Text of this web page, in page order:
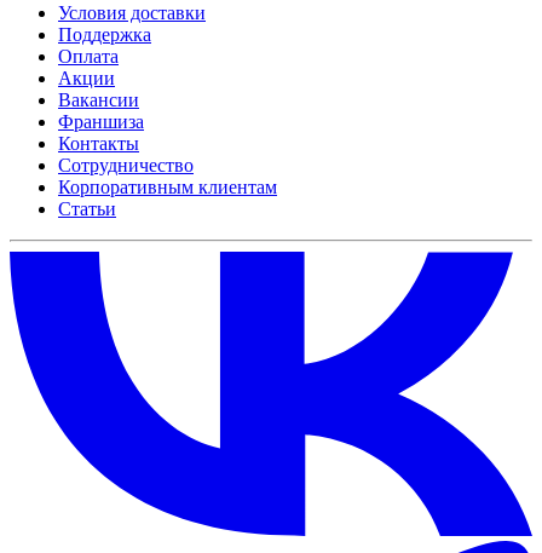
Условия доставки
Поддержка
Оплата
Акции
Вакансии
Франшиза
Контакты
Сотрудничество
Корпоративным клиентам
Статьи